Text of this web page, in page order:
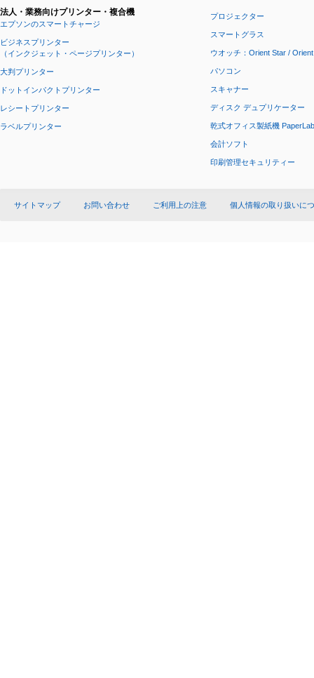
法人・業務向けプリンター・複合機
エプソンのスマートチャージ
ビジネスプリンター
（インクジェット・ページプリンター）
大判プリンター
ドットインパクトプリンター
レシートプリンター
ラベルプリンター
プロジェクター
スマートグラス
ウオッチ：Orient Star / Orient
パソコン
スキャナー
ディスク デュプリケーター
乾式オフィス製紙機 PaperLab
会計ソフト
印刷管理セキュリティー
サイトマップ お問い合わせ ご利用上の注意 個人情報の取り扱いに